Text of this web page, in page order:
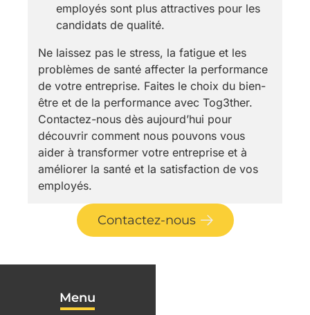
employés sont plus attractives pour les
candidats de qualité.
Ne laissez pas le stress, la fatigue et les
problèmes de santé affecter la performance
de votre entreprise. Faites le choix du bien-
être et de la performance avec Tog3ther.
Contactez-nous dès aujourd’hui pour
découvrir comment nous pouvons vous
aider à transformer votre entreprise et à
améliorer la santé et la satisfaction de vos
employés.
Contactez-nous
Menu